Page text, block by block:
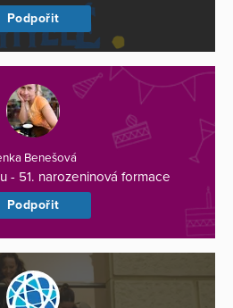
Podpořit
Benešová
- 51. narozeninová formace
Podpořit